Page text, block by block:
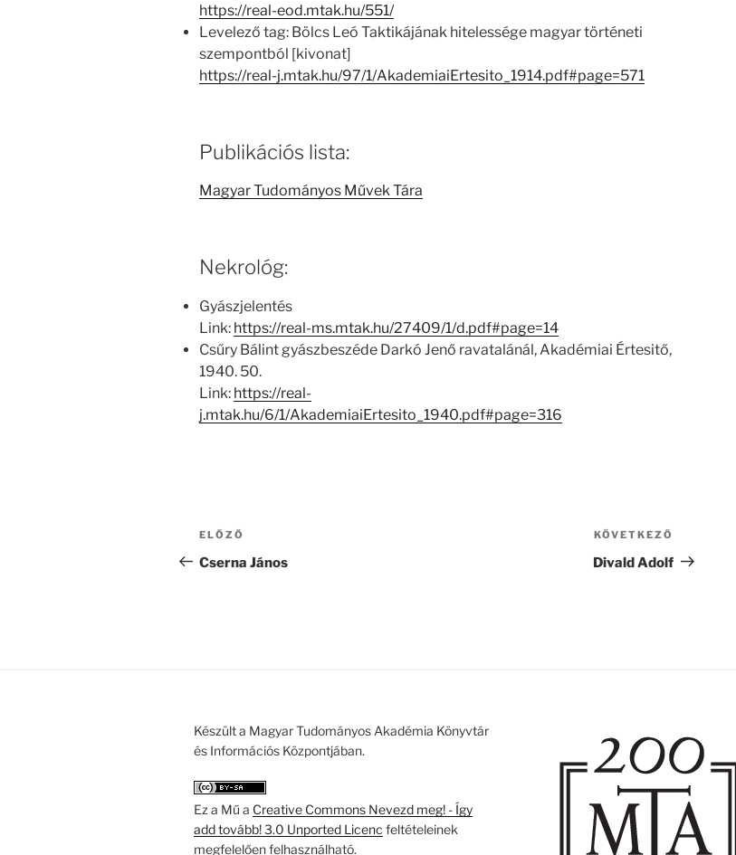
https://real-eod.mtak.hu/551/
Levelező tag: Bölcs Leó Taktikájának hitelessége magyar történeti
szempontból [kivonat]
https://real-j.mtak.hu/97/1/AkademiaiErtesito_1914.pdf#page=571
Publikációs lista:
Magyar Tudományos Művek Tára
Nekrológ:
Gyászjelentés
Link: https://real-ms.mtak.hu/27409/1/d.pdf#page=14
Csűry Bálint gyászbeszéde Darkó Jenő ravatalánál, Akadémiai Értesitő,
1940. 50.
Link: https://real-
j.mtak.hu/6/1/AkademiaiErtesito_1940.pdf#page=316
Bejegyzés
navigáció
Korábbi
bejegyzés
ELŐZŐ
Cserna János
bejegyzés
KÖVETKEZŐ
Divald Adolf
Készült a Magyar Tudományos Akadémia Könyvtár
és Információs Központjában.
Ez a Mű a Creative Commons Nevezd meg! - Így
add tovább! 3.0 Unported Licenc feltételeinek
megfelelően felhasználható.